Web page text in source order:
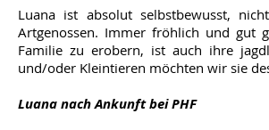
Luana ist absolut selbstbewusst,
Artgenossen. Immer fröhlich und gut
Familie zu erobern, ist auch ihre
und/oder Kleintieren möchten wir sie
Luana nach Ankunft bei PHF